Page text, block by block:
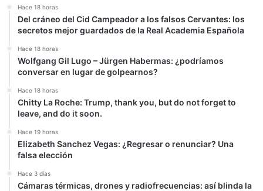
Hace 18 horas
Del cráneo del Cid Campeador a los falsos Cervantes: los
secretos mejor guardados de la Real Academia Española
Hace 18 horas
Wolfgang Gil Lugo – Jürgen Habermas: ¿podríamos
conversar en lugar de golpearnos?
Hace 18 horas
Chitty La Roche: Trump, thank you, but do not forget to
leave, and do it soon.
Hace 19 horas
Elizabeth Sanchez Vegas: ¿Regresar o renunciar? Una
falsa elección
Hace 3 días
Cámaras térmicas, drones y radiofrecuencias: así blinda la